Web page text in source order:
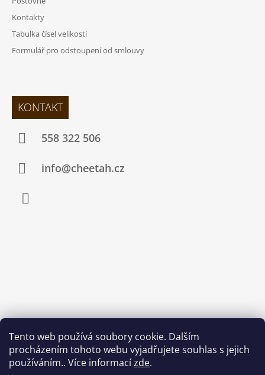
Tento web používá soubory cookie. Dalším
procházením tohoto webu vyjadřujete souhlas s jejich
používáním.. Více informacízde.
Kontakty
Tabulka čísel velikostí
Formulář pro odstoupení od smlouvy
KONTAKT
558 322 506
info@cheetah.cz